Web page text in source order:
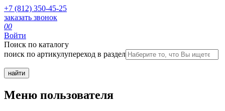
+7 (812) 350-45-25
заказать звонок
00
Войти
Поиск по каталогу
поиск по артикулупереход в раздел
Меню пользователя